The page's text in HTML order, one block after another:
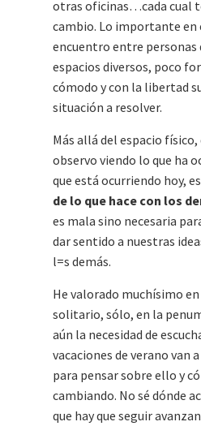
otras oficinas…cada cual
cambio. Lo importante en
encuentro entre personas
espacios diversos, poco
cómodo y con la libertad
situación a resolver.
Más allá del espacio
observo viendo lo que ha
que está ocurriendo hoy,
de lo que hace con los
es mala sino necesaria
dar sentido a nuestras
l=s demás.
He valorado muchísimo
solitario, sólo, en la
aún la necesidad de
vacaciones de verano van
para pensar sobre ello y
cambiando. No sé dónde
que hay que seguir